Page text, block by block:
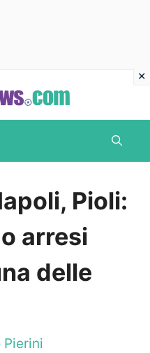
Pioli:
arresi
delle
Pierini